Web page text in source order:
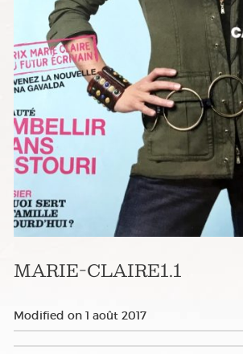
MARIE-CLAIRE1.1
Modified on1 août 2017